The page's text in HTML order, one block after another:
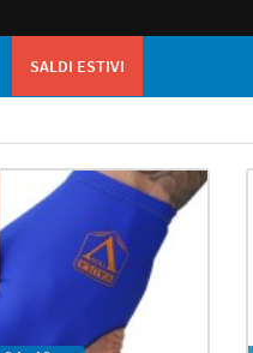
SALDI ESTIVI